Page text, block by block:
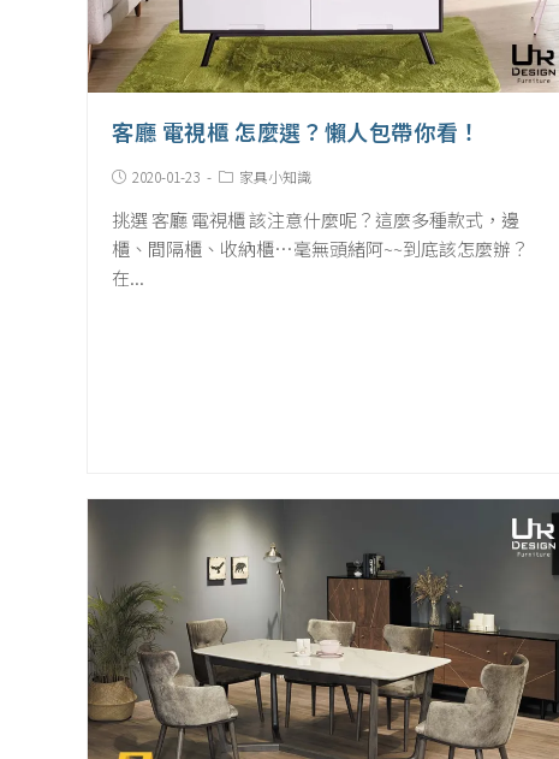
客廳 電視櫃 怎麼選？懶人包帶你看！
Post2020-01-23
Post家具小知識
挑選 客廳 電視櫃 該注意什麼呢？這麼多種款式，邊
櫃、間隔櫃、收納櫃…毫無頭緒阿~~到底該怎麼辦？
在...